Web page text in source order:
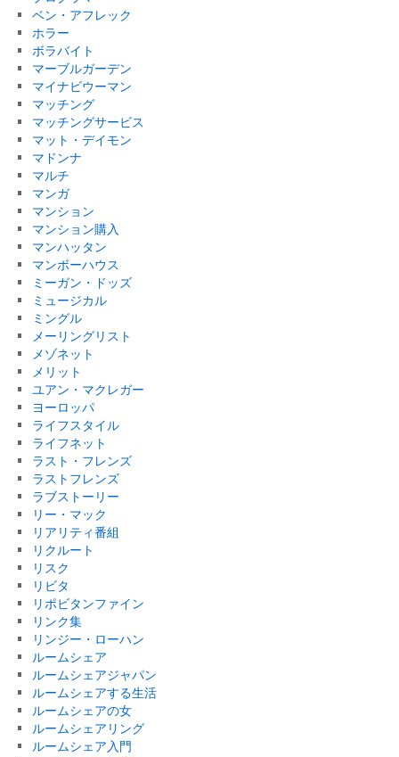
ベン・アフレック
ホラー
ボラバイト
マーブルガーデン
マイナビウーマン
マッチング
マッチングサービス
マット・デイモン
マドンナ
マルチ
マンガ
マンション
マンション購入
マンハッタン
マンボーハウス
ミーガン・ドッズ
ミュージカル
ミングル
メーリングリスト
メゾネット
メリット
ユアン・マクレガー
ヨーロッパ
ライフスタイル
ライフネット
ラスト・フレンズ
ラストフレンズ
ラブストーリー
リー・マック
リアリティ番組
リクルート
リスク
リビタ
リポビタンファイン
リンク集
リンジー・ローハン
ルームシェア
ルームシェアジャパン
ルームシェアする生活
ルームシェアの女
ルームシェアリング
ルームシェア入門